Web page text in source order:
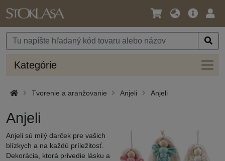
Jazyk
Mena
Hlavná
Kategórie
Tvorenie a aranžovanie Anjeli Anjeli
Anjeli
Anjeli sú milý darček pre vašich
blízkych a na každú príležitosť.
Dekorácia, ktorá privedie lásku a